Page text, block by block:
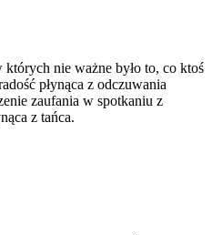
nie ważne było to, co ktoś
płynąca z odczuwania
zaufania w spotkaniu z
z tańca.